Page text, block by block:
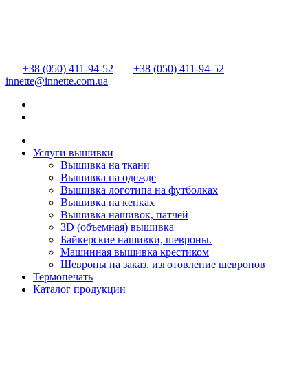
+38 (050) 411-94-52
+38 (050) 411-94-52
innette@innette.com.ua
Услуги вышивки
Вышивка на ткани
Вышивка на одежде
Вышивка логотипа на футболках
Вышивка на кепках
Вышивка нашивок, патчей
3D (объемная) вышивка
Байкерские нашивки, шевроны.
Машинная вышивка крестиком
Шевроны на заказ, изготовление шевронов
Термопечать
Каталог продукции